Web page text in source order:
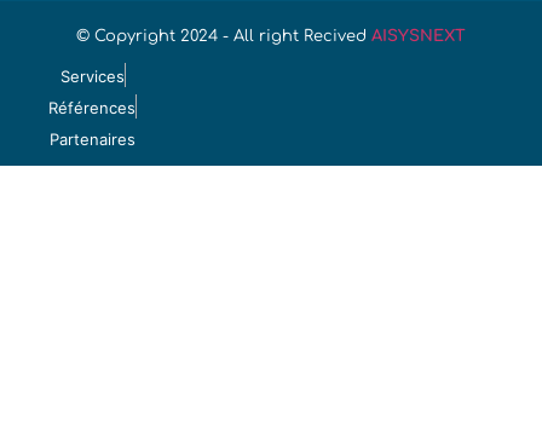
© Copyright 2024 - All right Recived AISYSNEXT
Services
Références
Partenaires